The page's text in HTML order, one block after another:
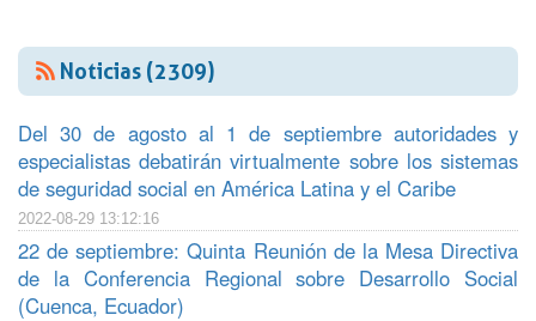
Noticias (2309)
Del 30 de agosto al 1 de septiembre autoridades y
especialistas debatirán virtualmente sobre los sistemas
de seguridad social en América Latina y el Caribe
2022-08-29 13:12:16
22 de septiembre: Quinta Reunión de la Mesa Directiva
de la Conferencia Regional sobre Desarrollo Social
(Cuenca, Ecuador)